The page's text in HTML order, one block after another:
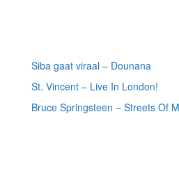
Siba gaat viraal – Dounana
St. Vincent – Live In London!
Bruce Springsteen – Streets Of